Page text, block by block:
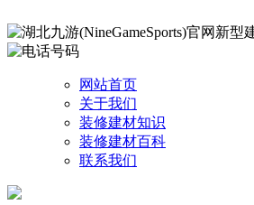
网站首页
关于我们
装修建材知识
装修建材百科
联系我们